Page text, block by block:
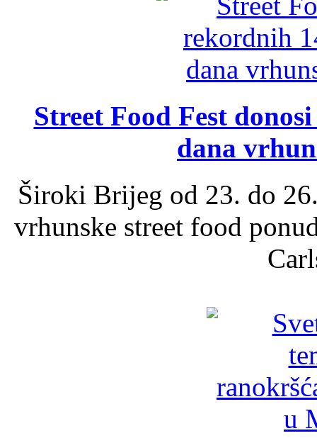
Street Food Fest
dana
Široki Brijeg od 23. do
vrhunske street food